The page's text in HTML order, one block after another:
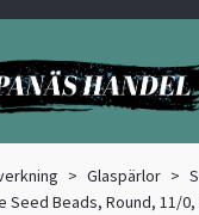
Glaspärlor
Seed Beads, Round, 11/